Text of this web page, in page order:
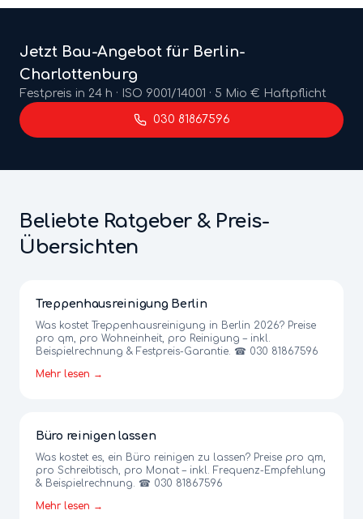
Jetzt Bau-Angebot für Berlin-
Charlottenburg
Festpreis in 24 h · ISO 9001/14001 · 5 Mio € Haftpflicht
030 81867596
Beliebte Ratgeber & Preis-
Übersichten
Treppenhausreinigung Berlin
Was kostet Treppenhausreinigung in Berlin 2026? Preise
pro qm, pro Wohneinheit, pro Reinigung – inkl.
Beispielrechnung & Festpreis-Garantie. ☎ 030 81867596
Mehr lesen →
Büro reinigen lassen
Was kostet es, ein Büro reinigen zu lassen? Preise pro qm,
pro Schreibtisch, pro Monat – inkl. Frequenz-Empfehlung
& Beispielrechnung. ☎ 030 81867596
Mehr lesen →